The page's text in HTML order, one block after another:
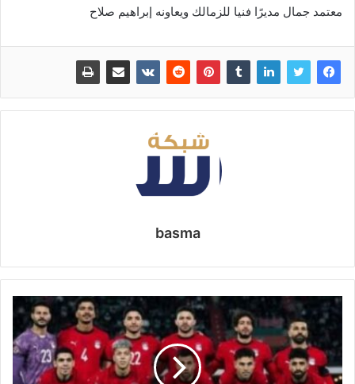
معتمد جمال مديرًا فنيا للزمالك ويعاونه إبراهيم صلاح
basma